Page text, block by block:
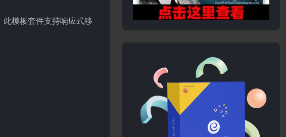
模板套件支持响应式移